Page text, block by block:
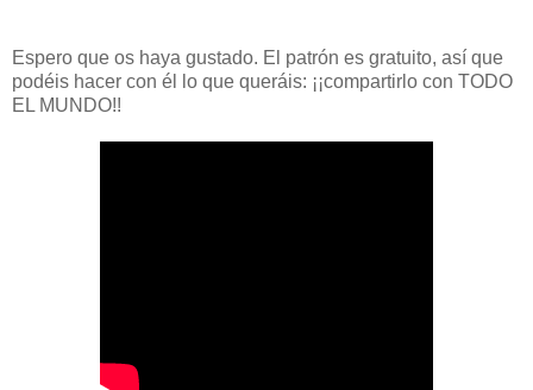
Espero que os haya gustado. El patrón es gratuito, así que
podéis hacer con él lo que queráis: ¡¡compartirlo con TODO
EL MUNDO!!